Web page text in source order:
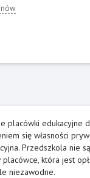
placówki edukacyjne
się własności
Przedszkola nie
która jest
niezawodne.